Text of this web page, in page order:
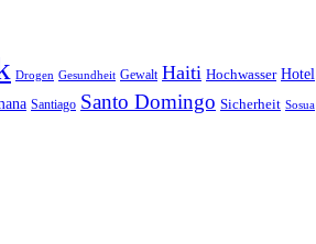
Drogen Gesundheit Gewalt Haiti Hochwasser Hotel
Santiago Santo Domingo Sicherheit Sosua